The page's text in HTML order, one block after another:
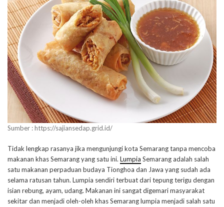
Sumber : https://sajiansedap.grid.id/
Tidak lengkap rasanya jika mengunjungi kota Semarang tanpa mencoba
makanan khas Semarang yang satu ini. Lumpia Semarang adalah salah
satu makanan perpaduan budaya Tionghoa dan Jawa yang sudah ada
selama ratusan tahun. Lumpia sendiri terbuat dari tepung terigu dengan
isian rebung, ayam, udang. Makanan ini sangat digemari masyarakat
sekitar dan menjadi oleh-oleh khas Semarang lumpia menjadi salah satu